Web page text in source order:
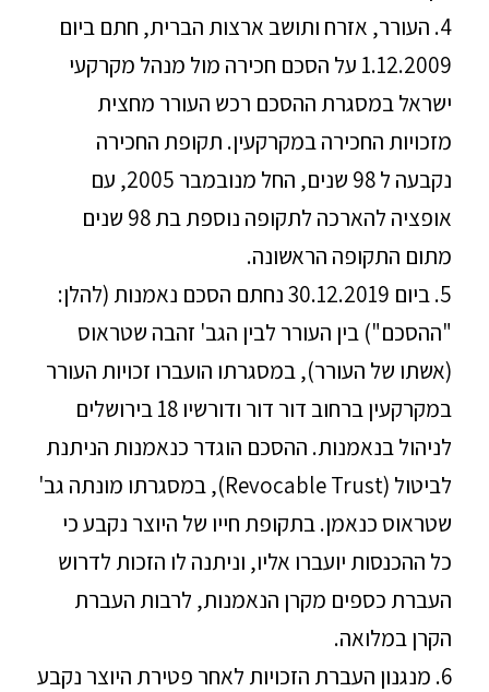
4. העורר, אזרח ותושב ארצות הברית, חתם ביום
1.12.2009 על הסכם חכירה מול מנהל מקרקעי
ישראל במסגרת ההסכם רכש העורר מחצית
מזכויות החכירה במקרקעין. תקופת החכירה
נקבעה ל 98 שנים, החל מנובמבר 2005, עם
אופציה להארכה לתקופה נוספת בת 98 שנים
מתום התקופה הראשונה.
5. ביום 30.12.2019 נחתם הסכם נאמנות (להלן:
"ההסכם") בין העורר לבין הגב' זהבה שטראוס
(אשתו של העורר), במסגרתו הועברו זכויות העורר
במקרקעין ברחוב דור דור ודורשיו 18 בירושלים
לניהול בנאמנות. ההסכם הוגדר כנאמנות הניתנת
לביטול (Revocable Trust), במסגרתו מונתה גב'
שטראוס כנאמן. בתקופת חייו של היוצר נקבע כי
כל ההכנסות יועברו אליו, וניתנה לו הזכות לדרוש
העברת כספים מקרן הנאמנות, לרבות העברת
הקרן במלואה.
6. מנגנון העברת הזכויות לאחר פטירת היוצר נקבע